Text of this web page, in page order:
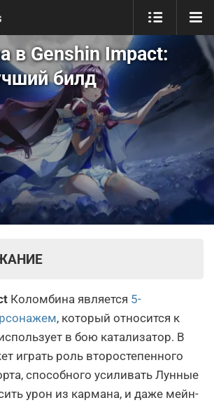
в Genshin Impact:
билд
Коломбина является 5-
, который относится к
в бою катализатор. В
играть роль второстепенного
способного усиливать Лунные
урон из кармана, и даже мейн-